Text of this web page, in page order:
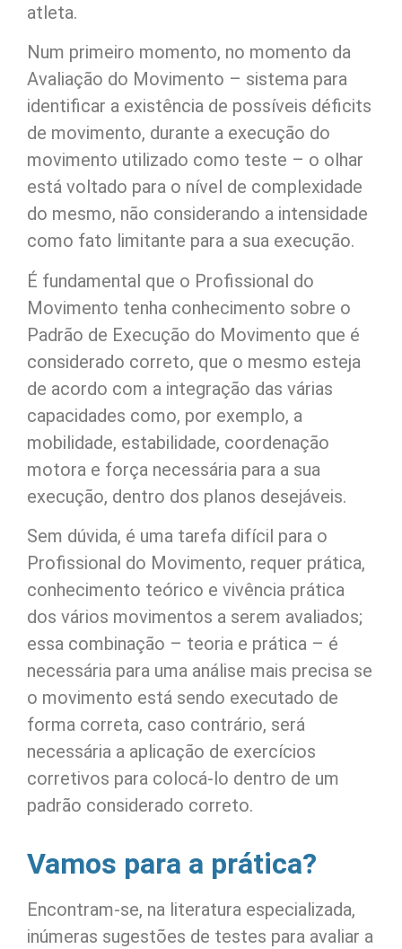
atleta.
Num primeiro momento, no momento da
Avaliação do Movimento – sistema para
identificar a existência de possíveis déficits
de movimento, durante a execução do
movimento utilizado como teste – o olhar
está voltado para o nível de complexidade
do mesmo, não considerando a intensidade
como fato limitante para a sua execução.
É fundamental que o Profissional do
Movimento tenha conhecimento sobre o
Padrão de Execução do Movimento que é
considerado correto, que o mesmo esteja
de acordo com a integração das várias
capacidades como, por exemplo, a
mobilidade, estabilidade, coordenação
motora e força necessária para a sua
execução, dentro dos planos desejáveis.
Sem dúvida, é uma tarefa difícil para o
Profissional do Movimento, requer prática,
conhecimento teórico e vivência prática
dos vários movimentos a serem avaliados;
essa combinação – teoria e prática – é
necessária para uma análise mais precisa se
o movimento está sendo executado de
forma correta, caso contrário, será
necessária a aplicação de exercícios
corretivos para colocá-lo dentro de um
padrão considerado correto.
Vamos para a prática?
Encontram-se, na literatura especializada,
inúmeras sugestões de testes para avaliar a